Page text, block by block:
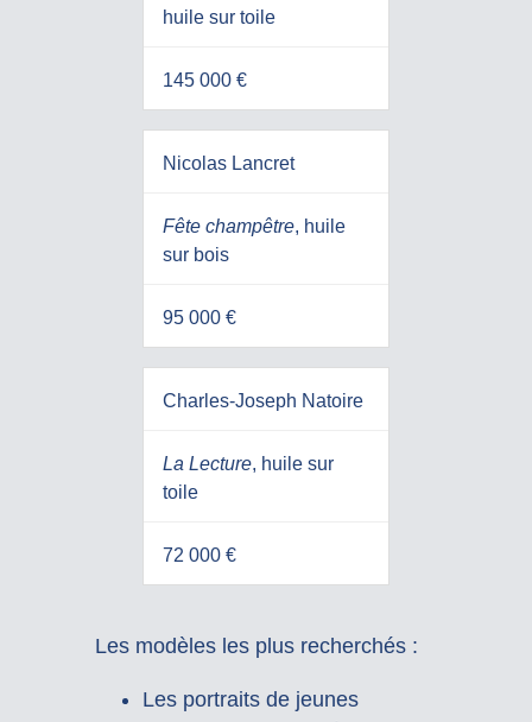
huile sur toile
145 000 €
Nicolas Lancret
Fête champêtre, huile
sur bois
95 000 €
Charles-Joseph Natoire
La Lecture, huile sur
toile
72 000 €
Les modèles les plus recherchés :
Les portraits de jeunes